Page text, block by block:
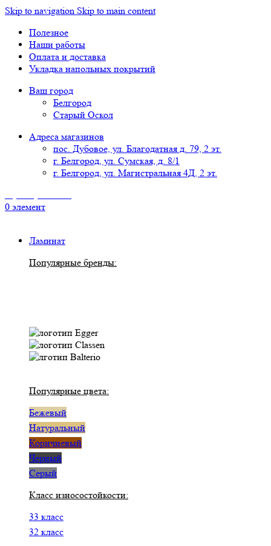
Skip to navigation Skip to main content
Полезное
Наши работы
Оплата и доставка
Укладка напольных покрытий
Ваш город
Белгород
Старый Оскол
Адреса магазинов
пос. Дубовое, ул. Благодатная д. 79, 2 эт.
г. Белгород, ул. Сумская, д. 8/1
г. Белгород, ул. Магистральная 4Д, 2 эт.
0 элемент
Ламинат
Популярные бренды:
Популярные цвета:
Бежевый
Натуральный
Коричневый
Черный
Серый
Класс износостойкости:
33 класс
32 класс